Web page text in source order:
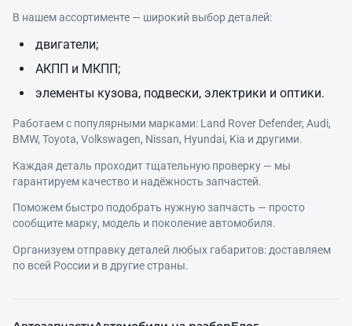
В нашем ассортименте — широкий выбор деталей:
двигатели;
АКПП и МКПП;
элементы кузова, подвески, электрики и оптики.
Работаем с популярными марками: Land Rover Defender, Audi,
BMW, Toyota, Volkswagen, Nissan, Hyundai, Kia и другими.
Каждая деталь проходит тщательную проверку — мы
гарантируем качество и надёжность запчастей.
Поможем быстро подобрать нужную запчасть — просто
сообщите марку, модель и поколение автомобиля.
Организуем отправку деталей любых габаритов: доставляем
по всей России и в другие страны.